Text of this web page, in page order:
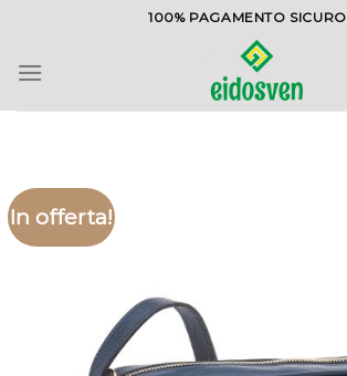
contenuti
100% PAGAMENTO SICURO
In offerta!